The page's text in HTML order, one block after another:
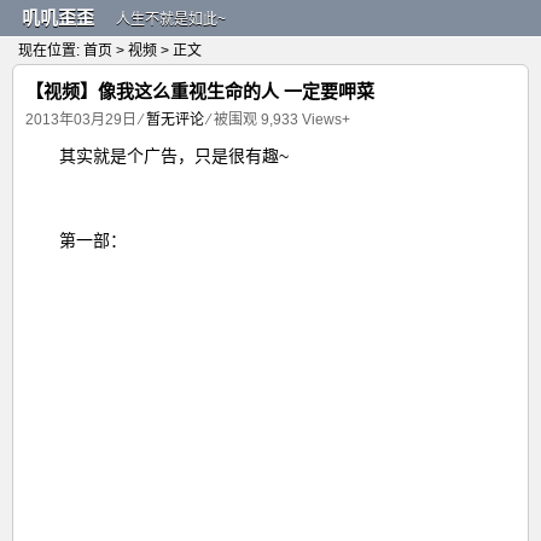
叽叽歪歪
人生不就是如此~
现在位置: 首页 > 视频 > 正文
【视频】像我这么重视生命的人 一定要呷菜
2013年03月29日 ⁄暂无评论⁄ 被围观 9,933 Views+
其实就是个广告，只是很有趣~
第一部：